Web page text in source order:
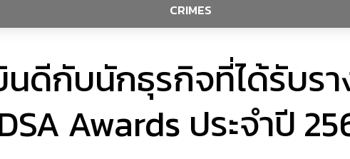
CRIMES
นดีกับนักธุรกิจที่ได้รับร
Awards ประจำปี